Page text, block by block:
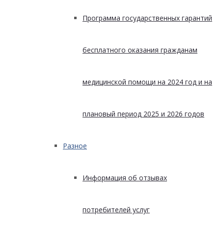
Программа государственных гарантий
бесплатного оказания гражданам
медицинской помощи на 2024 год и на
плановый период 2025 и 2026 годов
Разное
Информация об отзывах
потребителей услуг